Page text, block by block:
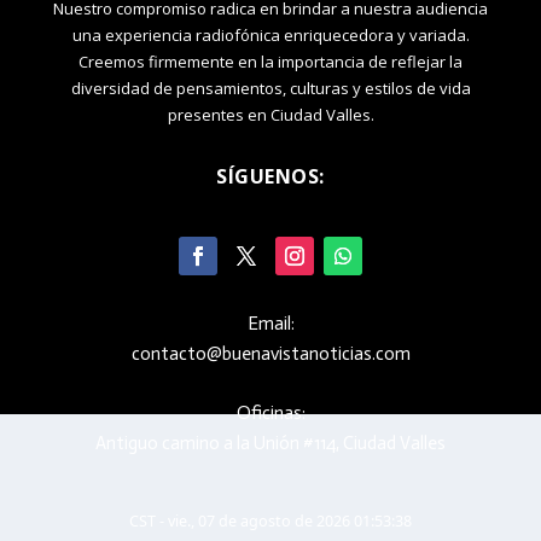
Nuestro compromiso radica en brindar a nuestra audiencia
una experiencia radiofónica enriquecedora y variada.
Creemos firmemente en la importancia de reflejar la
diversidad de pensamientos, culturas y estilos de vida
presentes en Ciudad Valles.
SÍGUENOS:
Email:
contacto@buenavistanoticias.com
Oficinas: